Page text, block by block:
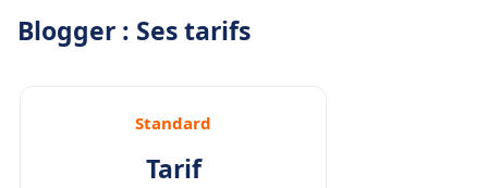
Blogger : Ses tarifs
Standard
Tarif